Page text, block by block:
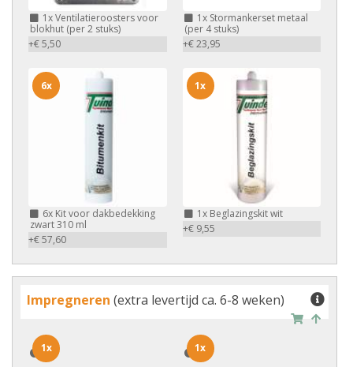
1xVentilatieroosters voor
blokhut (per 2 stuks)
+€ 5,50
1xStormankerset metaal
(per 4 stuks)
+€ 23,95
6x Kit voor dakbedekking
zwart 310 ml
+€ 57,60
6x
1xBeglazingskit wit
+€ 9,55
1x
Impregneren (extra levertijd ca. 6-8 weken)
1x
1x 1x
1x